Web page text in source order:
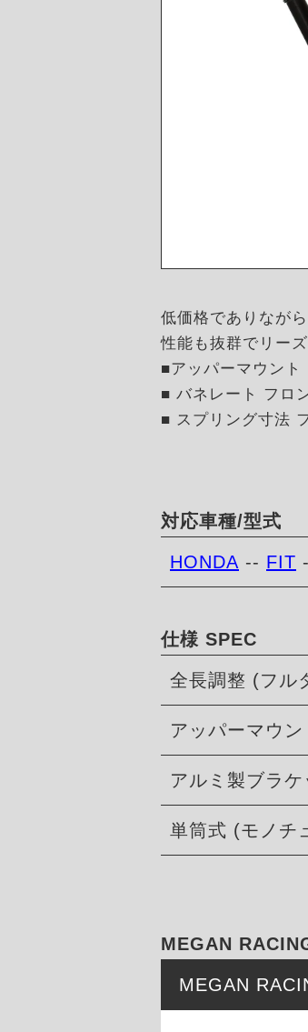
低価格でありなが
性能も抜群でリー
■アッパーマウン
■ バネレート フロ
■ スプリング寸法
対応車種/型式
HONDA -- FIT
仕様 SPEC
全長調整 (フル
アッパーマウ
アルミ製ブラ
単筒式 (モノチ
MEGAN
MEGAN